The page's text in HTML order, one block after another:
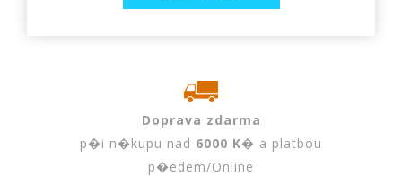
Doprava zdarma
p�i n�kupu nad 6000 K� a platbou
p�edem/Online